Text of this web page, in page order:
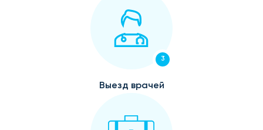
3
Выезд врачей